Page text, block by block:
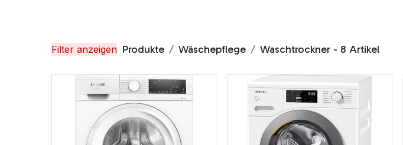
Filter anzeigen Produkte Wäschepflege Waschtrockner - 8 Artikel